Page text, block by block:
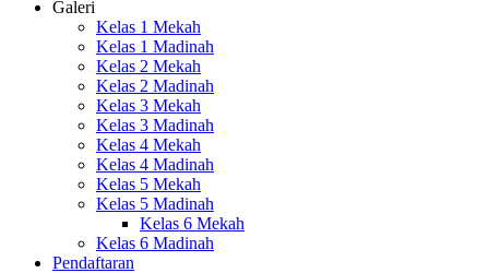
Galeri
Kelas 1 Mekah
Kelas 1 Madinah
Kelas 2 Mekah
Kelas 2 Madinah
Kelas 3 Mekah
Kelas 3 Madinah
Kelas 4 Mekah
Kelas 4 Madinah
Kelas 5 Mekah
Kelas 5 Madinah
Kelas 6 Mekah
Kelas 6 Madinah
Pendaftaran